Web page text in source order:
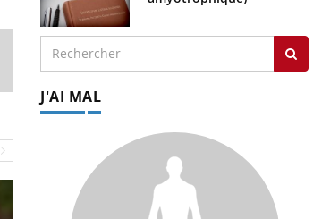
J'AI MAL